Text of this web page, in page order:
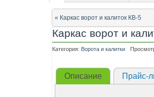
« Каркас ворот и калиток КВ-5
Каркас ворот и
Категория: Ворота и калитки
Описание Прайс-